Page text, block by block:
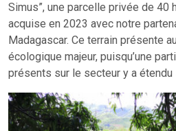
Simus”, une parcelle privée de 40
acquise en 2023 avec notre
Madagascar. Ce terrain présente
écologique majeur, puisqu’une
présents sur le secteur y a étendu